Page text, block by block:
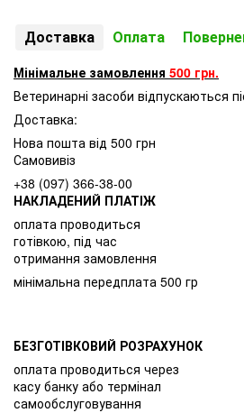
Доставка Оплата
Мінімальне замовлення 500 грн.
Ветеринарні засоби відпускаються
Доставка:
Нова пошта від 500 грн
Самовивіз
+38 (097) 366-38-00
НАКЛАДЕНИЙ ПЛАТІЖ
оплата проводиться
готівкою, під час
отримання замовлення
мінімальна передплата 500 гр
БЕЗГОТІВКОВИЙ РОЗРАХУНОК
оплата проводиться через
касу банку або термінал
самообслуговування